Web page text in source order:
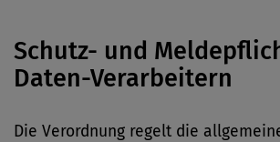
Schutz- und
Daten-Verarbeitern
Die Verordnung regelt die